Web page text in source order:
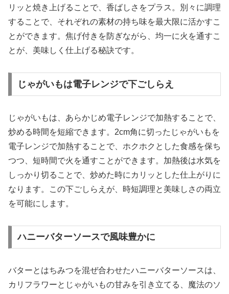
リッと焼き上げることで、香ばしさをプラス。別々に調理
することで、それぞれの素材の持ち味を最大限に活かすこ
とができます。焦げ付きを防ぎながら、均一に火を通すこ
とが、美味しく仕上げる秘訣です。
じゃがいもは電子レンジで下ごしらえ
じゃがいもは、あらかじめ電子レンジで加熱することで、
炒める時間を短縮できます。2cm角に切ったじゃがいもを
電子レンジで加熱することで、ホクホクとした食感を保ち
つつ、短時間で火を通すことができます。加熱後は水気を
しっかり切ることで、炒めた時にカリッとした仕上がりに
なります。この下ごしらえが、時短調理と美味しさの両立
を可能にします。
ハニーバターソースで風味豊かに
バターとはちみつを混ぜ合わせたハニーバターソースは、
カリフラワーとじゃがいもの甘みを引き立てる、魔法のソ